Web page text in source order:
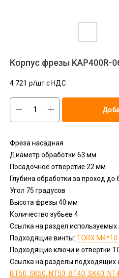
Корпус фрезы KAP400R-
4 721 р/шт c НДС
Фреза насадная
Диаметр обработки 63 мм
Посадочное отверстие 22 мм
Глубина обработки за проход до
Угол 75 градусов
Высота фрезы 40 мм
Количество зубьев 4
Ссылка на раздел используемых
Подходящие винты: TORX М4*10
Подходящие ключи и отвертки
Ссылка на разделы подходящих
BT50, SK50, NT50, BT40, SK40,